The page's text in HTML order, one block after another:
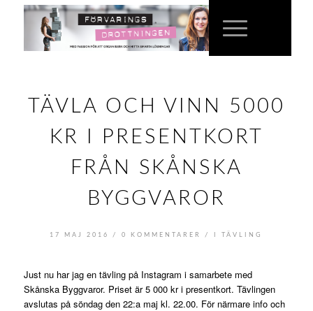
TÄVLA OCH VINN 5000
KR I PRESENTKORT
FRÅN SKÅNSKA
BYGGVAROR
17 MAJ 2016 / 0 KOMMENTARER / TÄVLING
Just nu har jag en tävling på Instagram i samarbete med
Skånska Byggvaror. Priset är 5 000 kr i presentkort. Tävlingen
avslutas på söndag den 22:a maj kl. 22.00. För närmare info och